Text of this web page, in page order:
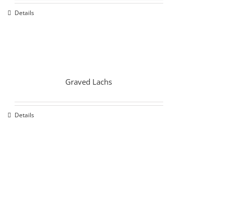
Details
Graved Lachs
Details